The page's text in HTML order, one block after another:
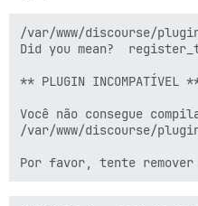
/var/www/discourse/
Did you mean?
** PLUGIN INCOMPATÍVEL
Você não consegue
/var/www/discourse/